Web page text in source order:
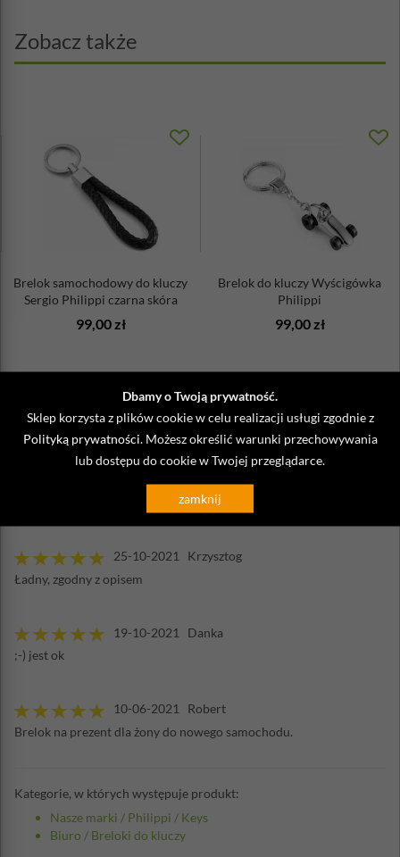
Dbamy o Twoją prywatność.
Sklep korzysta z plików cookie w celu realizacji usługi zgodnie z
Polityką prywatności. Możesz określić warunki przechowywania
lub dostępu do cookie w Twojej przeglądarce.
zamknij
Zobacz także
Brelok samochodowy do kluczy
Sergio Philippi czarna skóra
99,00 zł
Brelok do kluczy Wyścigówka
Philippi
99,00 zł
Opinie o Brelok samochodowy do
kluczy Sergio Philippi czarna skóra
25-10-2021 Krzysztog
Ładny, zgodny z opisem
19-10-2021 Danka
;-) jest ok
10-06-2021 Robert
Brelok na prezent dla żony do nowego samochodu.
Kategorie, w których występuje produkt:
Nasze marki / Philippi / Keys
Biuro / Breloki do kluczy